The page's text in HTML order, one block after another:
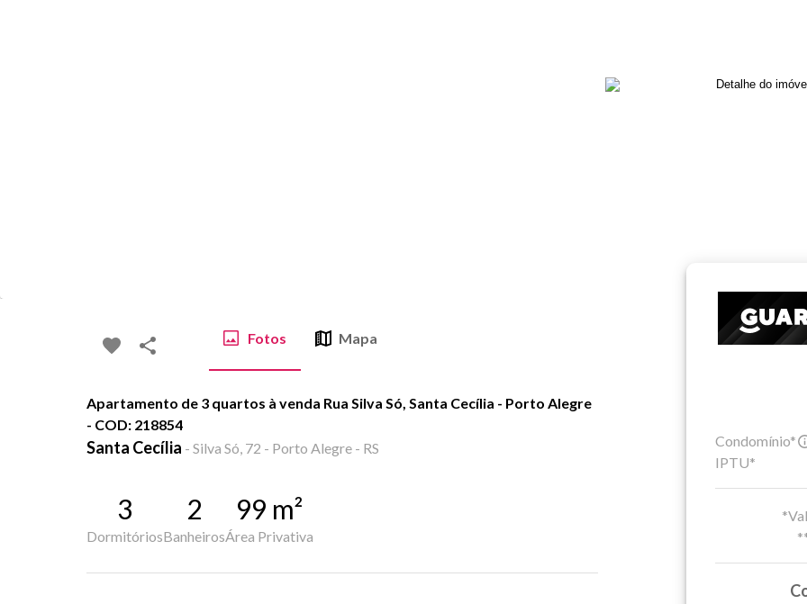
Fotos Mapa
Apartamento de 3 quartos à venda Rua Silva Só, Santa Cecília - Porto Alegre
- COD: 218854
Santa Cecília - Silva Só, 72 - Porto Alegre - RS
3
Dormitórios
2
Banheiros
99 m²
Área Privativa
Condomínio*
IPTU*